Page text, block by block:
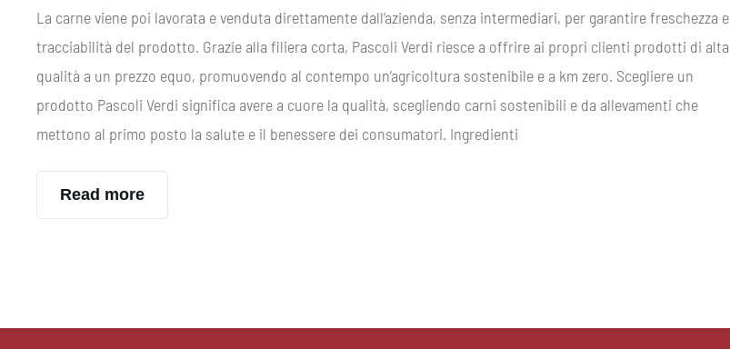
La carne viene poi lavorata e venduta direttamente dall’azienda, senza intermediari, per garantire freschezza e
tracciabilità del prodotto. Grazie alla filiera corta, Pascoli Verdi riesce a offrire ai propri clienti prodotti di alta
qualità a un prezzo equo, promuovendo al contempo un’agricoltura sostenibile e a km zero. Scegliere un
prodotto Pascoli Verdi significa avere a cuore la qualità, scegliendo carni sostenibili e da allevamenti che
mettono al primo posto la salute e il benessere dei consumatori. Ingredienti
Read more